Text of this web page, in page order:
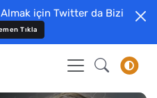
için Twitter da Bizi
Tıkla